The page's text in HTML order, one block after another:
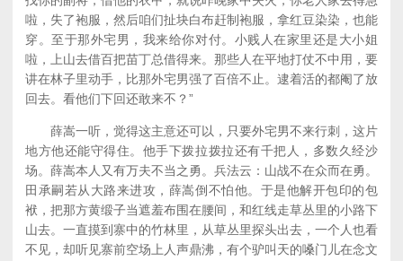
啦，失了袍服，然后咱们扯块白布赶制袍服，拿红豆染染，也能
穿。至于那外宅男，我来给你对付。小贱人在家里还是大小姐
啦，上山去借百把苗丁总借得来。那些人在平地打仗不中用，要
讲在林子里动手，比那外宅男强了百倍不止。逮着活的都阉了放
回去。看他们下回还敢来不？”
薛嵩一听，觉得这主意还可以，只要外宅男不来行刺，这片
地方他还能守得住。他手下拨拉拨拉还有千把人，多数久经沙
场。薛嵩本人又有万夫不当之勇。兵法云：山战不在众而在勇。
田承嗣若从大路来进攻，薛嵩倒不怕他。于是他解开包印的包
袱，把那方黄缎子当遮羞布围在腰间，和红线走草丛里的小路下
山去。一直摸到寨中的竹林里，从草丛里探头出去，一个人也看
不见，却听见寨前空场上人声鼎沸，有个驴叫天的嗓门儿在念文